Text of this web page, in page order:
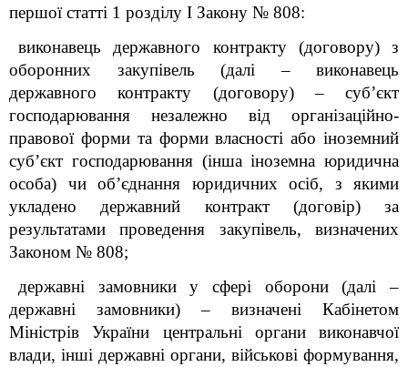
першої статті 1 розділу I Закону № 808:
виконавець державного контракту (договору) з
оборонних закупівель (далі – виконавець
державного контракту (договору) – суб’єкт
господарювання незалежно від організаційно-
правової форми та форми власності або іноземний
суб’єкт господарювання (інша іноземна юридична
особа) чи об’єднання юридичних осіб, з якими
укладено державний контракт (договір) за
результатами проведення закупівель, визначених
Законом № 808;
державні замовники у сфері оборони (далі –
державні замовники) – визначені Кабінетом
Міністрів України центральні органи виконавчої
влади, інші державні органи, військові формування,